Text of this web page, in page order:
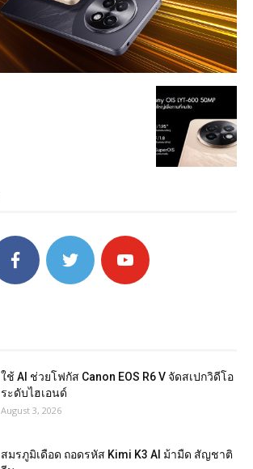
ใช้ AI ช่วยโฟกัส Canon EOS R6 V จัดสเปกวิดีโอ
ระดับไฮเอนด์
August 3, 2026
สมรภูมิเดือด ถอดรหัส Kimi K3 AI ม้ามืด สัญชาติ